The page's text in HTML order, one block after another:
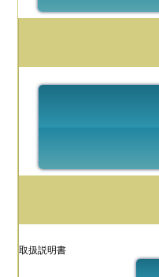
取扱説明書